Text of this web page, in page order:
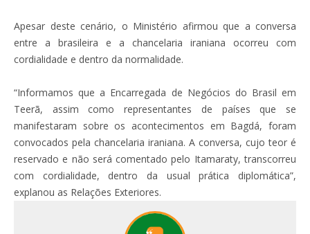
Apesar deste cenário, o Ministério afirmou que a conversa
entre a brasileira e a chancelaria iraniana ocorreu com
cordialidade e dentro da normalidade.
“Informamos que a Encarregada de Negócios do Brasil em
Teerã, assim como representantes de países que se
manifestaram sobre os acontecimentos em Bagdá, foram
convocados pela chancelaria iraniana. A conversa, cujo teor é
reservado e não será comentado pelo Itamaraty, transcorreu
com cordialidade, dentro da usual prática diplomática”,
explanou as Relações Exteriores.